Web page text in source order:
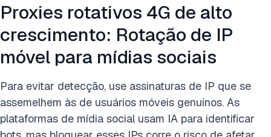
Proxies rotativos 4G de alto
crescimento: Rotação de IP
móvel para mídias sociais
Para evitar detecção, use assinaturas de IP que se
assemelhem às de usuários móveis genuínos. As
plataformas de mídia social usam IA para identificar